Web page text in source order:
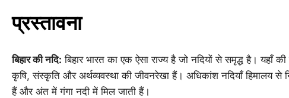
प्रस्तावना
बिहार की नदि: बिहार भारत का एक ऐसा राज्य है जो नदियों से समृद्ध है। यहाँ
कृषि, संस्कृति और अर्थव्यवस्था की जीवनरेखा हैं। अधिकांश नदियाँ हिमालय से
हैं और अंत में गंगा नदी में मिल जाती हैं।